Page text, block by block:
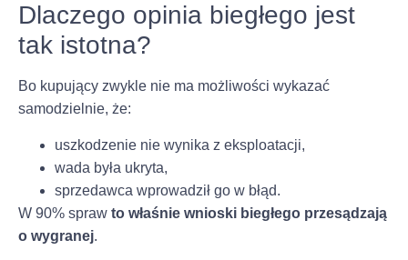
Dlaczego opinia biegłego jest
tak istotna?
Bo kupujący zwykle nie ma możliwości wykazać
samodzielnie, że:
uszkodzenie nie wynika z eksploatacji,
wada była ukryta,
sprzedawca wprowadził go w błąd.
W 90% spraw to właśnie wnioski biegłego przesądzają
o wygranej.